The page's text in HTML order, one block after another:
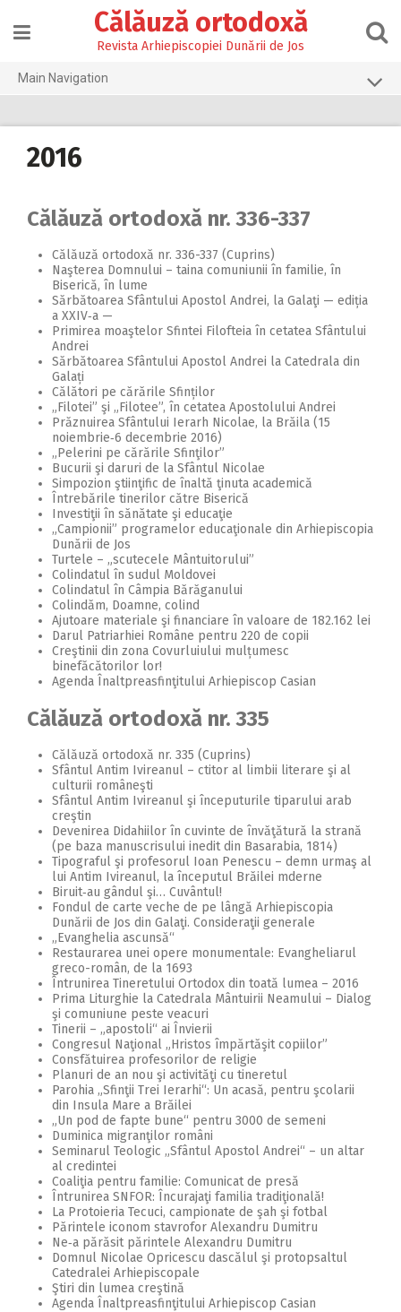
content
Călăuză ortodoxă
Revista Arhiepiscopiei Dunării de Jos
Main Navigation
2026
2024
2022
2018
2013
2012
2011
2009
2016
Călăuză ortodoxă nr. 336-337
Călăuză ortodoxă nr. 336-337 (Cuprins)
Naşterea Domnului – taina comuniunii în familie, în
Biserică, în lume
Sărbătoarea Sfântului Apostol Andrei, la Galaţi — ediția
a XXIV‑a —
Primirea moaştelor Sfintei Filofteia în cetatea Sfântului
Andrei
Sărbătoarea Sfântului Apostol Andrei la Catedrala din
Galați
Călători pe cărările Sfinților
„Filotei” şi „Filotee”, în cetatea Apostolului Andrei
Prăznuirea Sfântului Ierarh Nicolae, la Brăila (15
noiembrie‑6 decembrie 2016)
„Pelerini pe cărările Sfinţilor”
Bucurii şi daruri de la Sfântul Nicolae
Simpozion ştiinţific de înaltă ţinuta academică
Întrebările tinerilor către Biserică
Investiţii în sănătate şi educaţie
„Campionii” programelor educaţionale din Arhiepiscopia
Dunării de Jos
Turtele – „scutecele Mântuitorului”
Colindatul în sudul Moldovei
Colindatul în Câmpia Bărăganului
Colindăm, Doamne, colind
Ajutoare materiale şi financiare în valoare de 182.162 lei
Darul Patriarhiei Române pentru 220 de copii
Creştinii din zona Covurluiului mulțumesc
binefăcătorilor lor!
Agenda Înaltpreasfinţitului Arhiepiscop Casian
Călăuză ortodoxă nr. 335
Călăuză ortodoxă nr. 335 (Cuprins)
Sfântul Antim Ivireanul – ctitor al limbii literare şi al
culturii româneşti
Sfântul Antim Ivireanul şi începuturile tiparului arab
creştin
Devenirea Didahiilor în cuvinte de învăţătură la strană
(pe baza manuscrisului inedit din Basarabia, 1814)
Tipograful şi profesorul Ioan Penescu – demn urmaş al
lui Antim Ivireanul, la începutul Brăilei mderne
Biruit‑au gândul şi… Cuvântul!
Fondul de carte veche de pe lângă Arhiepiscopia
Dunării de Jos din Galaţi. Consideraţii generale
„Evanghelia ascunsă“
Restaurarea unei opere monumentale: Evangheliarul
greco-român, de la 1693
Întrunirea Tineretului Ortodox din toată lumea – 2016
Prima Liturghie la Catedrala Mântuirii Neamului – Dialog
şi comuniune peste veacuri
Tinerii – „apostoli“ ai Învierii
Congresul Naţional „Hristos împărtăşit copiilor”
Consfătuirea profesorilor de religie
Planuri de an nou şi activităţi cu tineretul
Parohia „Sfinţii Trei Ierarhi“: Un acasă, pentru şcolarii
din Insula Mare a Brăilei
„Un pod de fapte bune“ pentru 3000 de semeni
Duminica migranţilor români
Seminarul Teologic „Sfântul Apostol Andrei“ – un altar
al credintei
Coaliţia pentru familie: Comunicat de presă
Întrunirea SNFOR: Încurajaţi familia tradiţională!
La Protoieria Tecuci, campionate de şah şi fotbal
Părintele iconom stavrofor Alexandru Dumitru
Ne‑a părăsit părintele Alexandru Dumitru
Domnul Nicolae Opricescu dascălul şi protopsaltul
Catedralei Arhiepiscopale
Ştiri din lumea creştină
Agenda Înaltpreasfinţitului Arhiepiscop Casian